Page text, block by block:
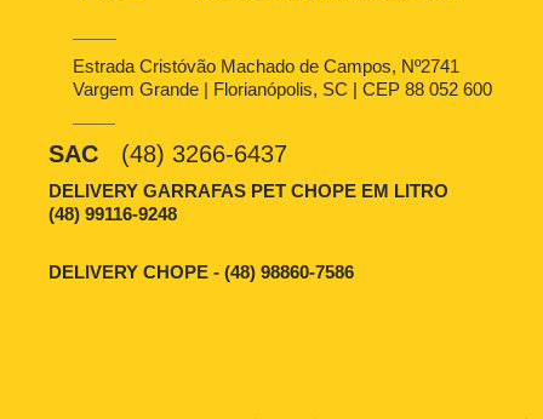
Estrada Cristóvão Machado de Campos, Nº2741
Vargem Grande | Florianópolis, SC | CEP 88 052 600
SAC (48) 3266-6437
DELIVERY GARRAFAS PET CHOPE EM LITRO
(48) 99116-9248
DELIVERY CHOPE - (48) 98860-7586